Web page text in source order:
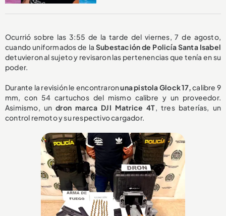
Ocurrió sobre las 3:55 de la tarde del viernes, 7 de agosto,
cuando uniformados de la Subestación de Policía Santa Isabel
detuvieron al sujeto y revisaron las pertenencias que tenía en su
poder.
Durante la revisión le encontraronuna pistola Glock 17,calibre 9
mm, con 54 cartuchos del mismo calibre y un proveedor.
Asimismo, undron marca DJI Matrice 4T, tres baterías, un
control remoto y su respectivo cargador.